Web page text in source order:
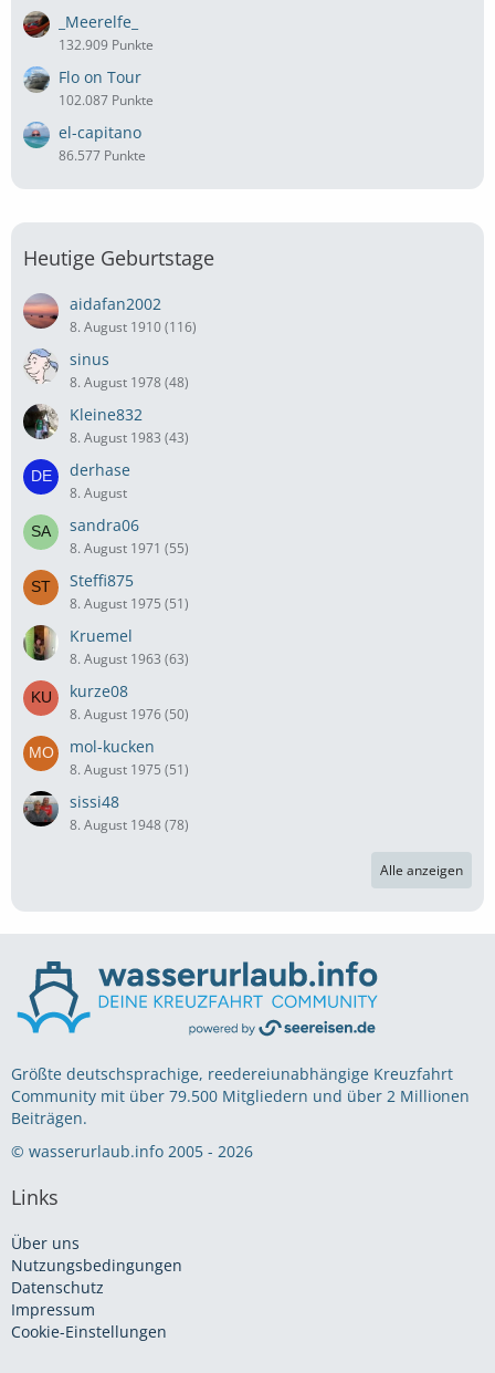
_Meerelfe_
132.909 Punkte
Flo on Tour
102.087 Punkte
el-capitano
86.577 Punkte
Heutige Geburtstage
aidafan2002
8. August 1910 (116)
sinus
8. August 1978 (48)
Kleine832
8. August 1983 (43)
derhase
8. August
sandra06
8. August 1971 (55)
Steffi875
8. August 1975 (51)
Kruemel
8. August 1963 (63)
kurze08
8. August 1976 (50)
mol-kucken
8. August 1975 (51)
sissi48
8. August 1948 (78)
Alle anzeigen
Größte deutschsprachige, reedereiunabhängige Kreuzfahrt
Community mit über 79.500 Mitgliedern und über 2 Millionen
Beiträgen.
© wasserurlaub.info 2005 - 2026
Links
Über uns
Nutzungsbedingungen
Datenschutz
Impressum
Cookie-Einstellungen